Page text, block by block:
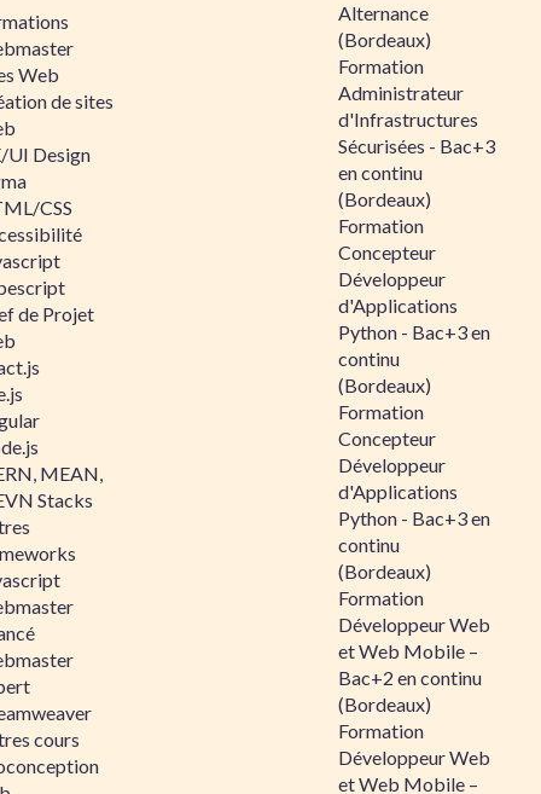
Web
de sites
UI Design
CSS
de Projet
MEAN,
Stacks
cours
Alternance
(Bordeaux)
Formation
Administrateur
d'Infrastructures
Sécurisées - Bac+3
en continu
(Bordeaux)
Formation
Concepteur
Développeur
d'Applications
Python - Bac+3 en
continu
(Bordeaux)
Formation
Concepteur
Développeur
d'Applications
Python - Bac+3 en
continu
(Bordeaux)
Formation
Développeur Web
et Web Mobile –
Bac+2 en continu
(Bordeaux)
Formation
Développeur Web
et Web Mobile –